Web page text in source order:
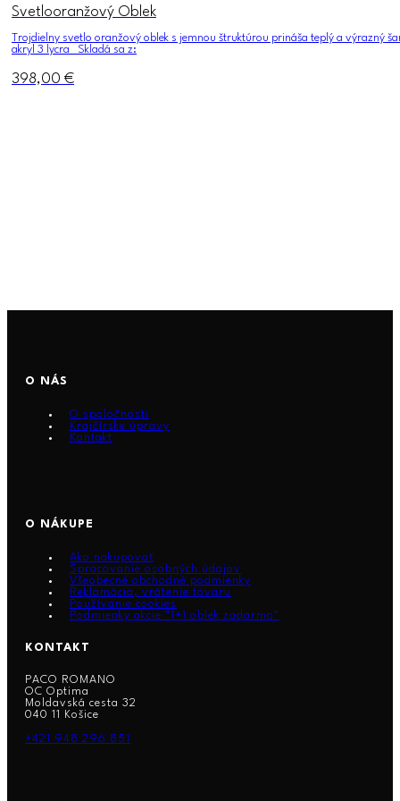
Svetlooranžový Oblek
Trojdielny svetlo oranžový oblek s jemnou štruktúrou prináša teplý a výrazný
akryl 3 lycra Skladá sa z:
398,00 €
O NÁS
O spoločnosti
Krajčírske úpravy
Kontakt
O NÁKUPE
Ako nakupovať
Spracovanie osobných údajov
Všeobecné obchodné podmienky
Reklamácia, vrátenie tovaru
Používanie cookies
Podmienky akcie "1+1 oblek zadarmo"
KONTAKT
PACO ROMANO
OC Optima
Moldavská cesta 32
040 11 Košice
+421 948 296 851